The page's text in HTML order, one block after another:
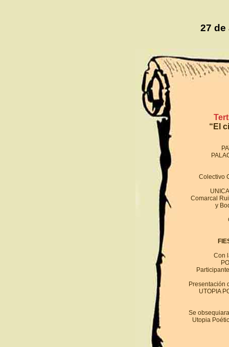
27 de
“El
Colectivo
Comarcal
y
Con
Presentación
UTOPIA
Se
Utopia